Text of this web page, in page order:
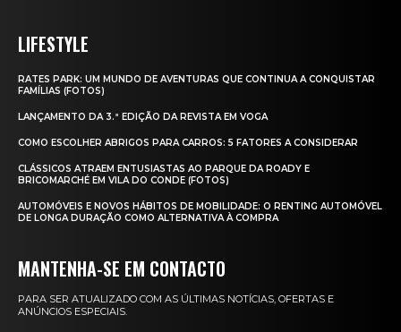
LIFESTYLE
RATES PARK: UM MUNDO DE AVENTURAS QUE CONTINUA A CONQUISTAR
FAMÍLIAS (FOTOS)
LANÇAMENTO DA 3.ª EDIÇÃO DA REVISTA EM VOGA
COMO ESCOLHER ABRIGOS PARA CARROS: 5 FATORES A CONSIDERAR
CLÁSSICOS ATRAEM ENTUSIASTAS AO PARQUE DA ROADY E
BRICOMARCHÉ EM VILA DO CONDE (FOTOS)
AUTOMÓVEIS E NOVOS HÁBITOS DE MOBILIDADE: O RENTING AUTOMÓVEL
DE LONGA DURAÇÃO COMO ALTERNATIVA À COMPRA
MANTENHA-SE EM CONTACTO
PARA SER ATUALIZADO COM AS ÚLTIMAS NOTÍCIAS, OFERTAS E
ANÚNCIOS ESPECIAIS.